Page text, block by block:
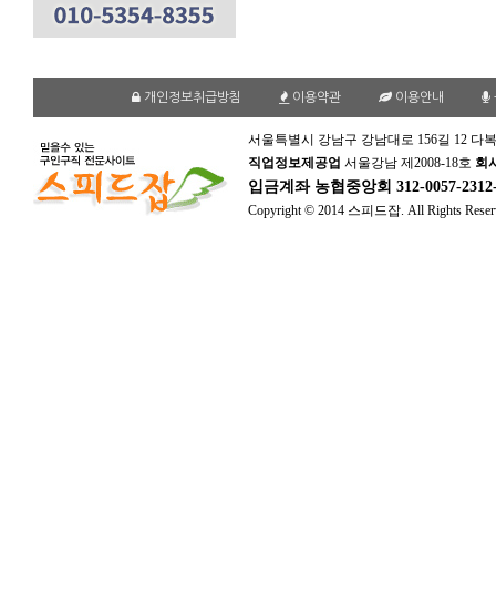
개인정보취급방침 이용약관 이용안내
서울특별시 강남구 강남대로 156길 12 다
직업정보제공업 서울강남 제2008-18호 회
입금계좌 농협중앙회 312-0057-
Copyright © 2014 스피드잡. All Rights